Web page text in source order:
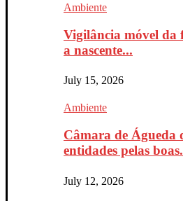
Ambiente
Vigilância móvel da
a nascente...
July 15, 2026
Ambiente
Câmara de Águeda
entidades pelas
July 12, 2026